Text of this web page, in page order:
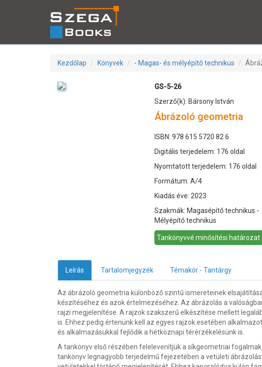
Kezdőlap Könyvek - Magas- és mélyépítő technikus
GS-5-26
Szerző(k): Bársony István
Ábrázoló geometria
ISBN: 978 615 5720 82 6
Digitális terjedelem: 176 oldal
Nyomtatott terjedelem: 176 oldal
Formátum: A/4
Kiadás éve: 2023
Szakmák: Magasépítő technikus -
Mélyépítő technikus
Tankönyvvé minősítési határozat
Leírás Tartalomjegyzék Témakör - Tantárgy
Az ábrázoló geometria különböző szintű ismereteinek
készítéséhez és azok értelmezéséhez. Az ábrázolás a
rajzi megjelenítése. A rajzok szakszerű elkészítése mellett
is. Ehhez pedig értenünk kell az egyes rajzok esetében
és alkalmazásukkal fejlődik a hétköznapi térérzékelésünk is.
A tankönyv első részében felelevenítjük a síkgeometriai
tankönyv legnagyobb terjedelmű fejezetében a vetületi